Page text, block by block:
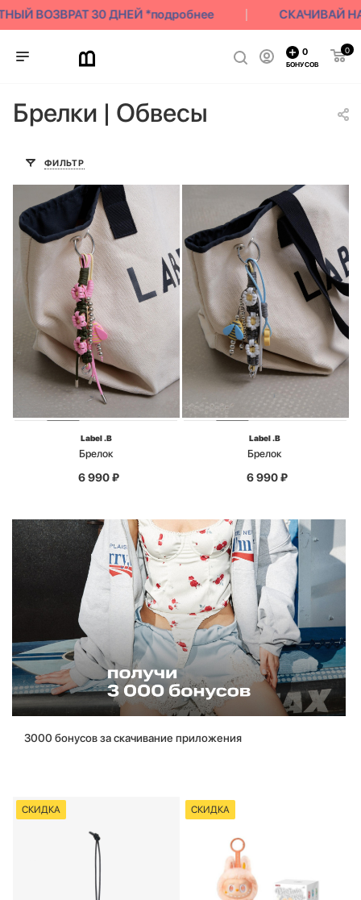
ВОЗВРАТ 30 ДНЕЙ *подробнее СКАЧИВАЙ
0
0
БОНУСОВ
Брелки | Обвесы
ФИЛЬТР
Label .B
Брелок
6 990₽
Label .B
Брелок
6 990₽
3000 бонусов за скачивание приложения
СКИДКА СКИДКА